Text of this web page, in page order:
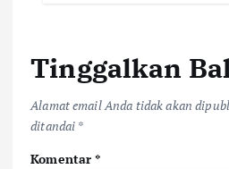
Tinggalkan
Alamat email Anda tidak akan
ditandai *
Komentar*